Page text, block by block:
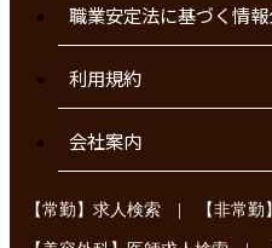
職業安定法に基づく情
利用規約
会社案内
【常勤】求人検索 | 【非常